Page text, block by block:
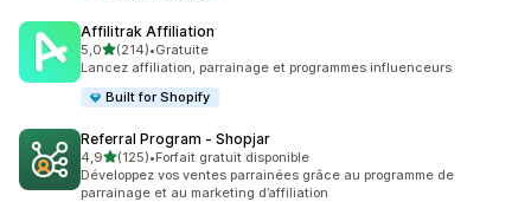
Affilitrak Affiliation
5,0étoile(s) sur 5
(214)
214 avis au total
•Gratuite
Lancez affiliation, parrainage et programmes influenceurs
Built for Shopify
Referral Program ‑ Shopjar
4,9étoile(s) sur 5
(125)
125 avis au total
•Forfait gratuit disponible
Développez vos ventes parrainées grâce au programme de
parrainage et au marketing d’affiliation